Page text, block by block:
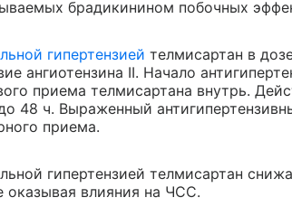
брадикинином побочных
гипертензией телмисартан в
ангиотензина II. Начало
приема телмисартана внутрь.
48 ч. Выраженный
приема.
гипертензией телмисартан
оказывая влияния на ЧСС.